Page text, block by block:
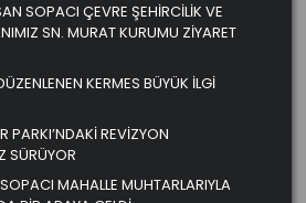
SOPACI ÇEVRE ŞEHİRCİLİK VE
SN. MURAT KURUMU ZİYARET
KERMES BÜYÜK İLGİ
PARKI’NDAKİ REVİZYON
SÜRÜYOR
MAHALLE MUHTARLARIYLA